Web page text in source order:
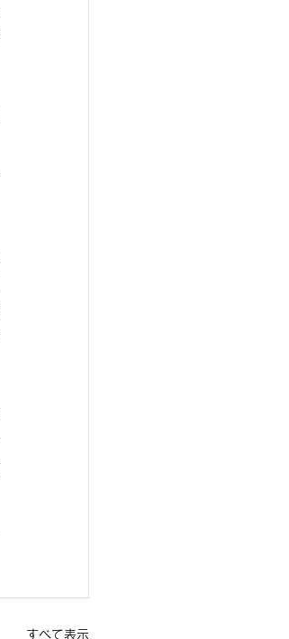
すべて表示